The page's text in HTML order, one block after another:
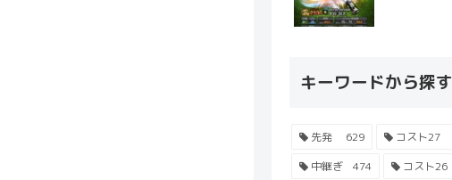
キーワードから探す
先発 629 コスト27
中継ぎ
474 コスト26